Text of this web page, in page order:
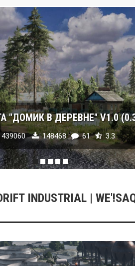
"ДОМИК В ДЕРЕВНЕ" V1.0
439060 148468 61 3.3
INDUSTRIAL |